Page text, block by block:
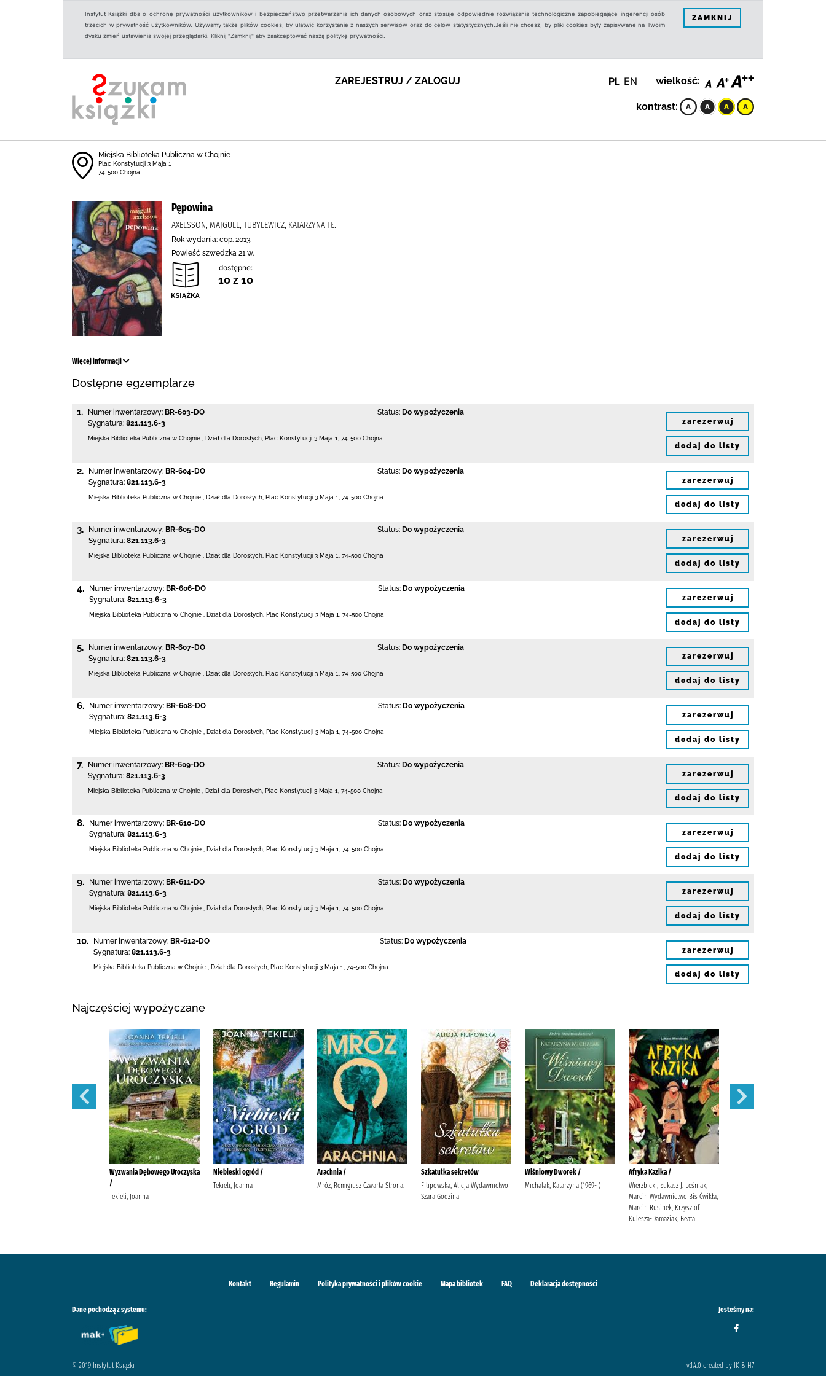
Instytut Książki dba o ochronę prywatności użytkowników i bezpieczeństwo przetwarzania ich danych osobowych oraz stosuje odpowiednie rozwiązania technologiczne zapobiegające ingerencji osób
trzecich w prywatność użytkowników. Używamy także plików cookies, by ułatwić korzystanie z naszych serwisów oraz do celów statystycznych.Jeśli nie chcesz, by pliki cookies były zapisywane na Twoim
dysku zmień ustawienia swojej przeglądarki. Kliknij "Zamknij" aby zaakceptować naszą politykę prywatności.
ZAMKNIJ
ZAREJESTRUJ / ZALOGUJ PL EN wielkość:
kontrast:
Miejska Biblioteka Publiczna w Chojnie
Plac Konstytucji 3 Maja 1
74-500 Chojna
Pępowina
AXELSSON, MAJGULL, TUBYLEWICZ, KATARZYNA TŁ.
Rok wydania: cop. 2013.
Powieść szwedzka 21 w.
dostępne:
10 z 10
Więcej informacji
Dostępne egzemplarze
1. Numer inwentarzowy: BR-603-DO
Sygnatura: 821.113.6-3
Status: Do wypożyczenia
Miejska Biblioteka Publiczna w Chojnie Dział dla Dorosłych, Plac Konstytucji 3 Maja 1 74-500 Chojna
zarezerwuj
dodaj do listy
2. Numer inwentarzowy: BR-604-DO
Sygnatura: 821.113.6-3
Status: Do wypożyczenia
Miejska Biblioteka Publiczna w Chojnie Dział dla Dorosłych, Plac Konstytucji 3 Maja 1 74-500 Chojna
zarezerwuj
dodaj do listy
3. Numer inwentarzowy: BR-605-DO
Sygnatura: 821.113.6-3
Status: Do wypożyczenia
Miejska Biblioteka Publiczna w Chojnie , Dział dla Dorosłych, Plac Konstytucji 3 Maja 1, 74-500 Chojna
zarezerwuj
dodaj do listy
4. Numer inwentarzowy: BR-606-DO
Sygnatura: 821.113.6-3
Status: Do wypożyczenia
Miejska Biblioteka Publiczna w Chojnie Dział dla Dorosłych, Plac Konstytucji 3 Maja 1 74-500 Chojna
zarezerwuj
dodaj do listy
5. Numer inwentarzowy: BR-607-DO
Sygnatura: 821.113.6-3
Status: Do wypożyczenia
Miejska Biblioteka Publiczna w Chojnie Dział dla Dorosłych, Plac Konstytucji 3 Maja 1 74-500 Chojna
zarezerwuj
dodaj do listy
6. Numer inwentarzowy: BR-608-DO
Sygnatura: 821.113.6-3
Status: Do wypożyczenia
Miejska Biblioteka Publiczna w Chojnie Dział dla Dorosłych, Plac Konstytucji 3 Maja 1 74-500 Chojna
zarezerwuj
dodaj do listy
7. Numer inwentarzowy: BR-609-DO
Sygnatura: 821.113.6-3
Status: Do wypożyczenia
Miejska Biblioteka Publiczna w Chojnie Dział dla Dorosłych, Plac Konstytucji 3 Maja 1 74-500 Chojna
zarezerwuj
dodaj do listy
8. Numer inwentarzowy: BR-610-DO
Sygnatura: 821.113.6-3
Status: Do wypożyczenia
Miejska Biblioteka Publiczna w Chojnie , Dział dla Dorosłych, Plac Konstytucji 3 Maja 1, 74-500 Chojna
zarezerwuj
dodaj do listy
9. Numer inwentarzowy: BR-611-DO
Sygnatura: 821.113.6-3
Status: Do wypożyczenia
Miejska Biblioteka Publiczna w Chojnie Dział dla Dorosłych, Plac Konstytucji 3 Maja 1 74-500 Chojna
zarezerwuj
dodaj do listy
10. Numer inwentarzowy: BR-612-DO
Sygnatura: 821.113.6-3
Status: Do wypożyczenia
Miejska Biblioteka Publiczna w Chojnie Dział dla Dorosłych, Plac Konstytucji 3 Maja 1 74-500 Chojna
zarezerwuj
dodaj do listy
Najczęściej wypożyczane
Wyzwania Dębowego Uroczyska
/
Tekieli, Joanna
Niebieski ogród /
Tekieli, Joanna
Arachnia /
Mróz, Remigiusz Czwarta Strona.
Szkatułka sekretów
Filipowska, Alicja Wydawnictwo
Szara Godzina
Wiśniowy Dworek /
Michalak, Katarzyna (1969- )
Afryka Kazika /
Wierzbicki, Łukasz J. Leśniak,
Marcin Wydawnictwo Bis Ćwikła,
Marcin Rusinek, Krzysztof
Kulesza-Damaziak, Beata
Kontakt Regulamin Polityka prywatności i plików cookie Mapa bibliotek FAQ Deklaracja dostępności
Dane pochodzą z systemu: Jesteśmy na:
© 2019 Instytut Książki v.1.4.0 created by IK & H7